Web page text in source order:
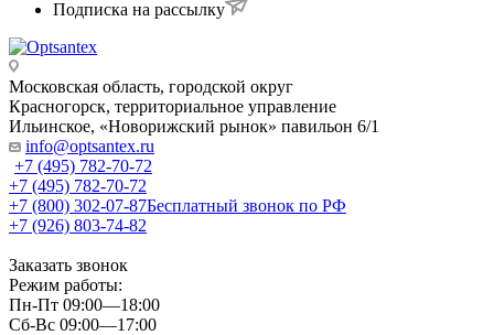
Подписка на рассылку
Московская область, городской округ
Красногорск, территориальное управление
Ильинское, «Новорижский рынок» павильон 6/1
info@optsantex.ru
+7 (495) 782-70-72
+7 (495) 782-70-72
+7 (800) 302-07-87Бесплатный звонок по РФ
+7 (926) 803-74-82
Заказать звонок
Режим работы:
Пн-Пт 09:00—18:00
Сб-Вс 09:00—17:00